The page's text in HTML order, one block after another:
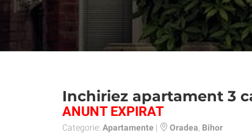
Inchiriez apartament 3
ANUNT EXPIRAT
Categorie: Apartamente | Oradea Bihor